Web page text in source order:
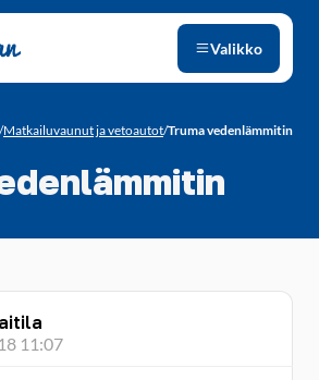
Valikko
/Matkailuvaunut ja vetoautot/Truma vedenlämmitin
11:07